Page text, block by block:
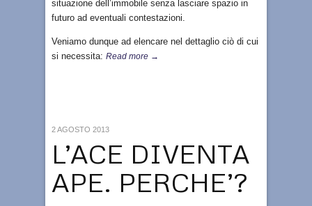
situazione dell’immobile senza lasciare spazio in
futuro ad eventuali contestazioni.
Veniamo dunque ad elencare nel dettaglio ciò di cui
si necessita: Read more →
L’ACE DIVENTA
APE. PERCHE’?
2 AGOSTO 2013